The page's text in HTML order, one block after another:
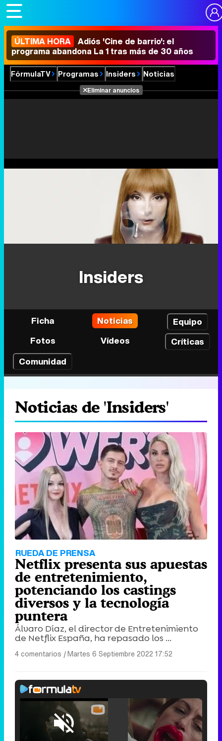
ÚLTIMA HORA Adiós 'Cine de barrio': el
programa abandona La 1 tras más de 30 años
FórmulaTV Programas Insiders Noticias
Eliminar anuncios
Insiders
Ficha Noticias
Equipo
Fotos
Vídeos
Críticas
Comunidad
Noticias de 'Insiders'
RUEDA DE PRENSA
Netflix presenta sus apuestas
de entretenimiento,
potenciando los castings
diversos y la tecnología
puntera
Álvaro Díaz, el director de Entretenimiento
de Netflix España, ha repasado los ...
4 comentarios |Martes 6 Septiembre 2022 17:52
/
Loaded:
25.30%